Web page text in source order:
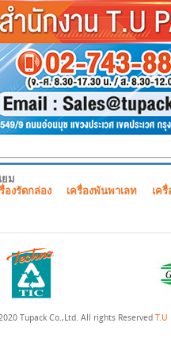
ม
องรัดกล่อง
เครื่องพันพาเลท เค
Tupack Co.,Ltd. All rights Reserved T.U